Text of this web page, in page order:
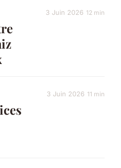
3 Juin 2026 12 min
3 Juin 2026 11 min